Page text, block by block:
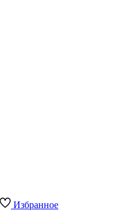
Избранное